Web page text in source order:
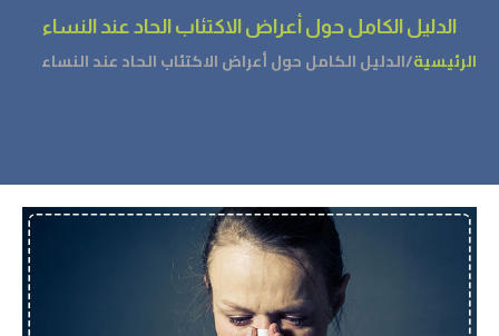
الدليل الكامل حول أعراض الاكتئاب الحاد عند النساء
الرئيسية/الدليل الكامل حول أعراض الاكتئاب الحاد عند النساء